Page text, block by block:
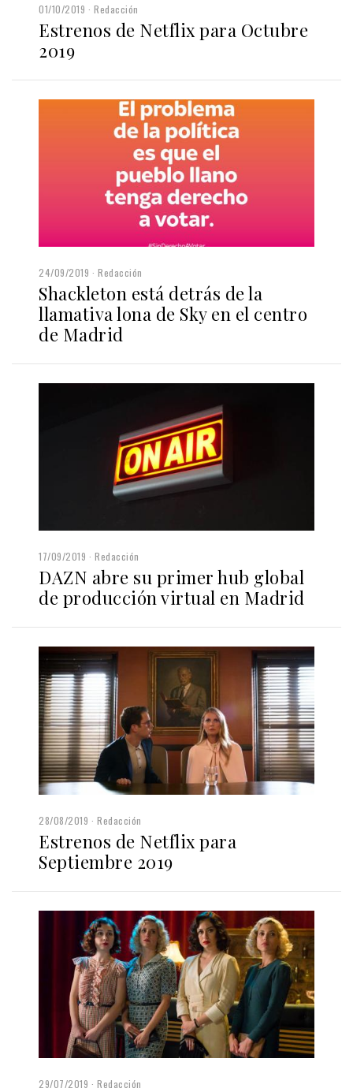
01/10/2019 Redacción
Estrenos de Netflix para Octubre
2019
24/09/2019 Redacción
Shackleton está detrás de la
llamativa lona de Sky en el centro
de Madrid
17/09/2019 Redacción
DAZN abre su primer hub global
de producción virtual en Madrid
28/08/2019 Redacción
Estrenos de Netflix para
Septiembre 2019
29/07/2019 Redacción